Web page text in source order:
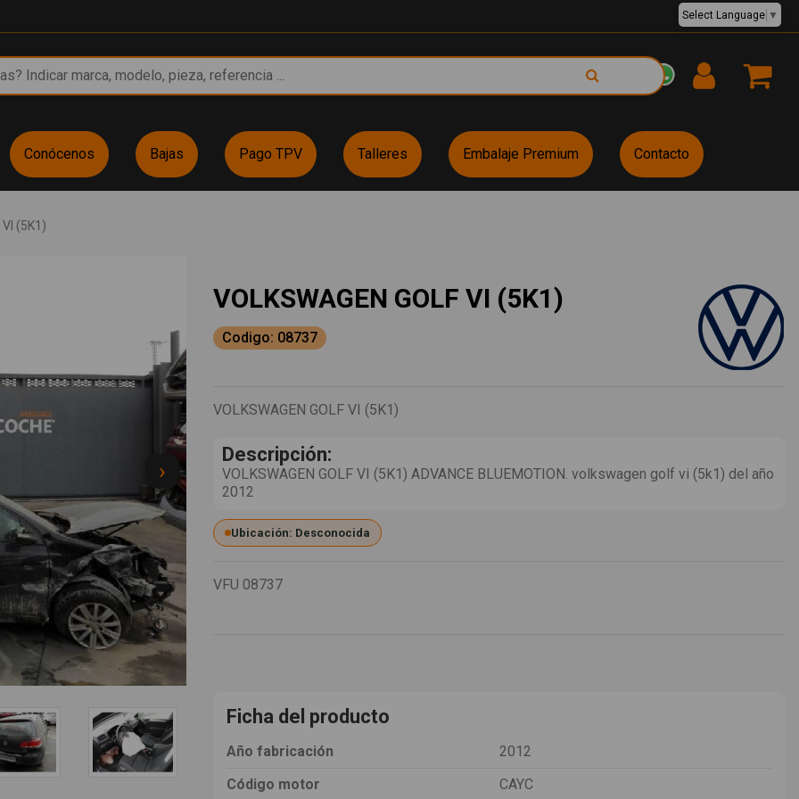
EUR €
Select Language ▼
Conócenos Bajas Pago TPV Talleres Embalaje Premium Contacto
VI (5K1)
›
VOLKSWAGEN GOLF VI (5K1)
Codigo: 08737
VOLKSWAGEN GOLF VI (5K1)
Descripción:
VOLKSWAGEN GOLF VI (5K1) ADVANCE BLUEMOTION. volkswagen golf vi (5k1) del año
2012
Ubicación: Desconocida
VFU 08737
Ficha del producto
Año fabricación
2012
Código motor
CAYC